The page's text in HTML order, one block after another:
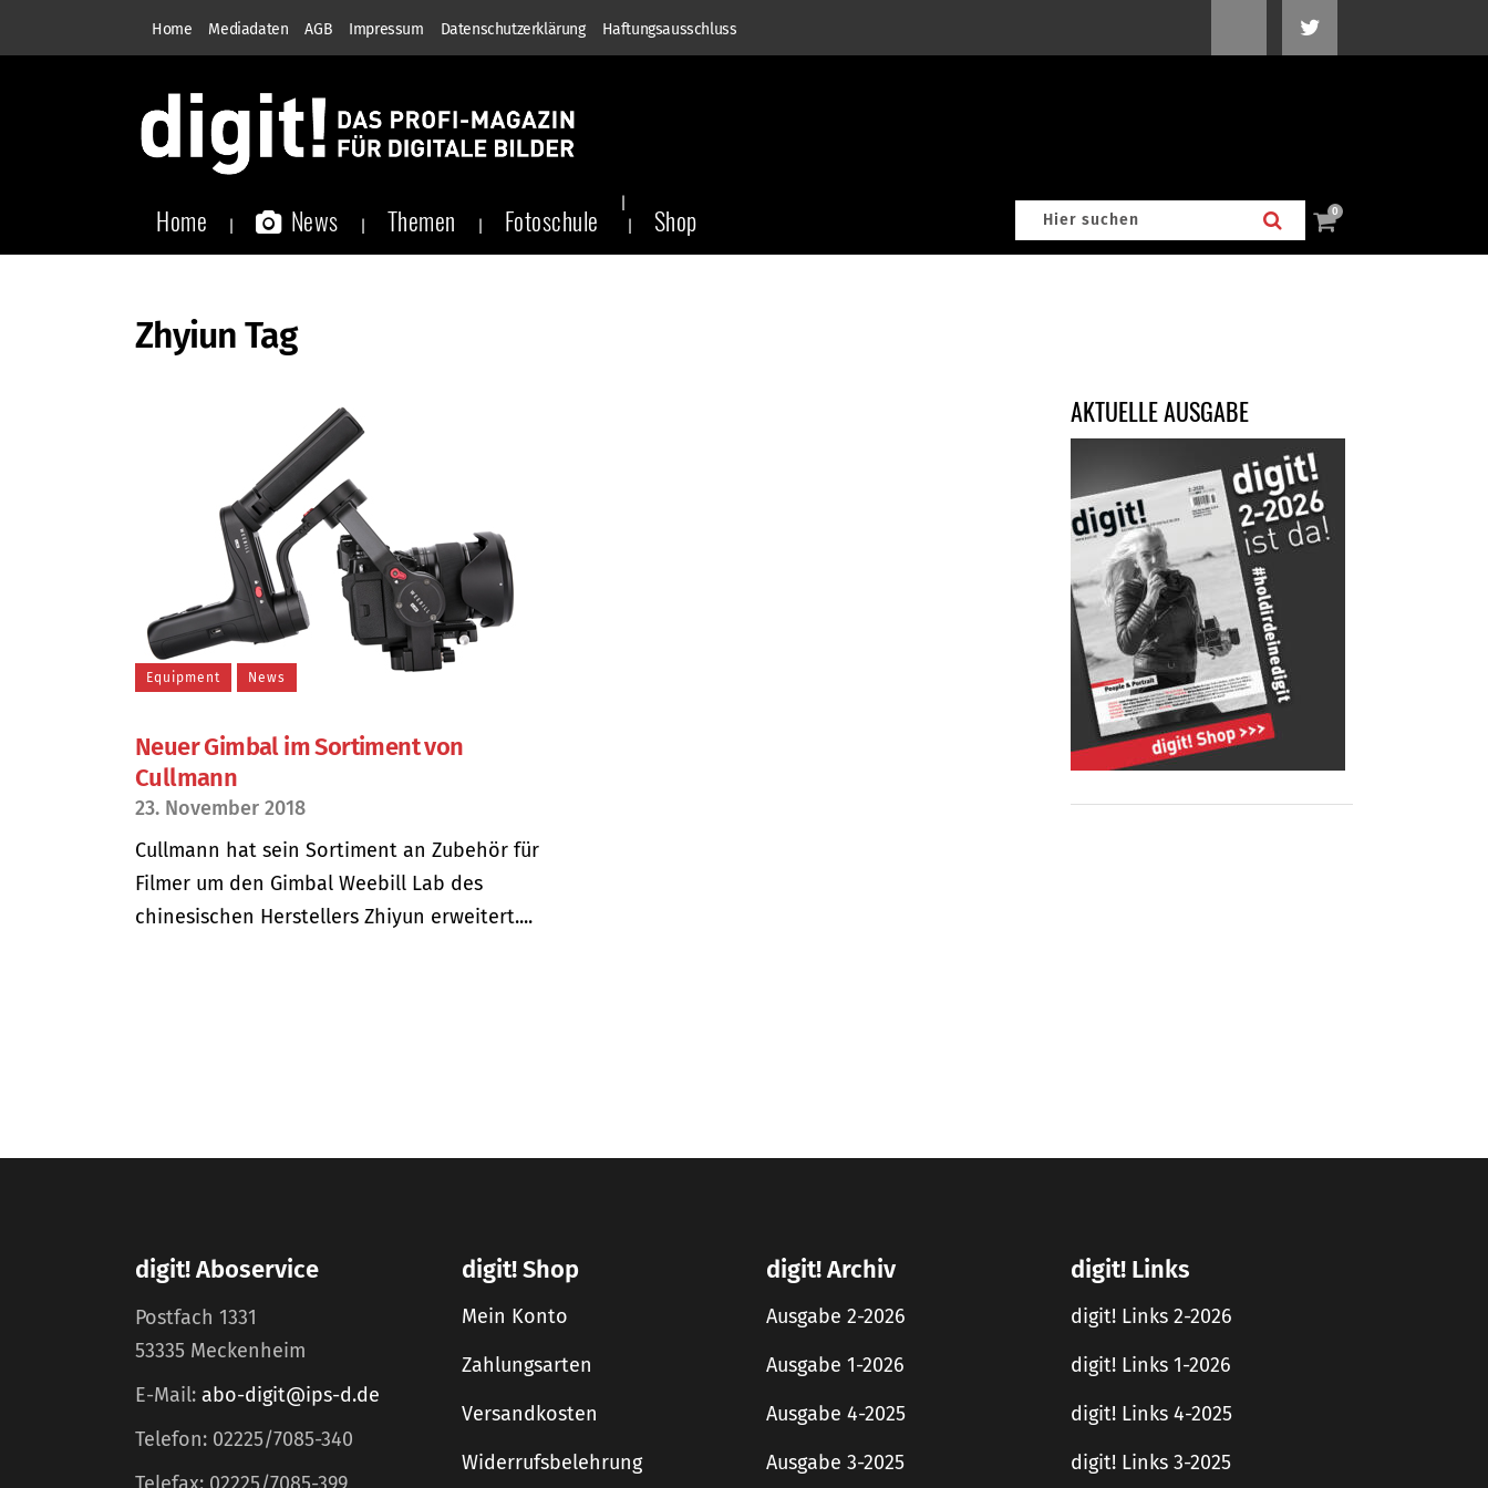
Home Mediadaten AGB Impressum Datenschutzerklärung Haftungsausschluss
Home News Themen Fotoschule Shop 0
Zhyiun Tag
Equipment News
Neuer Gimbal im Sortiment von
Cullmann
23. November 2018
Cullmann hat sein Sortiment an Zubehör für
Filmer um den Gimbal Weebill Lab des
chinesischen Herstellers Zhiyun erweitert....
AKTUELLE AUSGABE
digit! Aboservice
Postfach 1331
53335 Meckenheim
E-Mail: abo-digit@ips-d.de
Telefon: 02225/7085-340
digit! Shop
Mein Konto
Zahlungsarten
Versandkosten
Widerrufsbelehrung
digit! Archiv
Ausgabe 2-2026
Ausgabe 1-2026
Ausgabe 4-2025
Ausgabe 3-2025
digit! Links
digit! Links 2-2026
digit! Links 1-2026
digit! Links 4-2025
digit! Links 3-2025